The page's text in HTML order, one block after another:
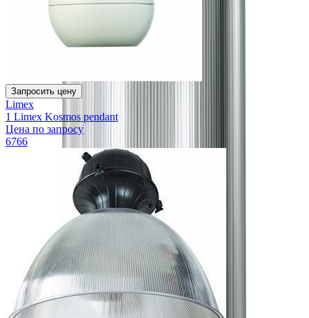
Запросить цену
Limex
1 Limex Kosmos pendant
Цена по запросу
6766